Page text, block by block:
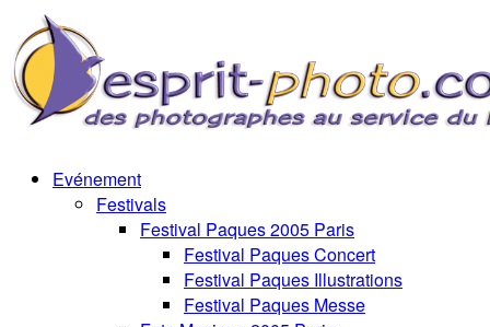
Evénement
Festivals
Festival Paques 2005 Paris
Festival Paques Concert
Festival Paques Illustrations
Festival Paques Messe